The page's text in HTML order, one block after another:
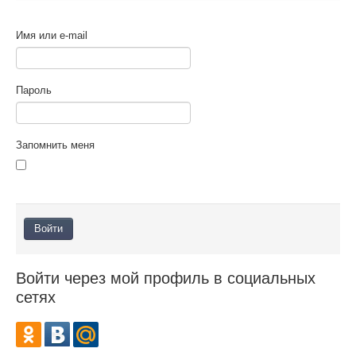
О НАС
Имя или e-mail
Пароль
Запомнить меня
Войти через мой профиль в социальных
сетях